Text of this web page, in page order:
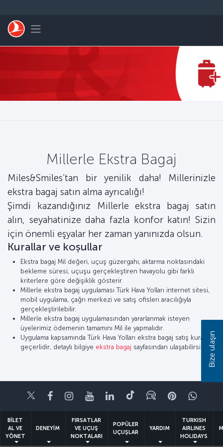
Toggle navigation
Millerle Ekstra Bagaj
Miles&Smiles’tan bir yenilik daha! Millerinizle
ekstra bagaj satın alma ayrıcalığı!
Şimdi kazandığınız Millerle ekstra bagaj satın
alın, seyahatinize daha fazla konfor katın! Sizin
için önemli eşyalar her zaman yanınızda olsun.
Kurallar ve koşullar
Ekstra bagaj Mil değeri, uçuş güzergahı, aktarma noktasındaki
bekleme süresi, uçuşu gerçekleştiren havayolu gibi farklı
kriterlere göre değişiklik gösterir.
Millerle ekstra bagaj uygulaması Türk Hava Yolları internet sitesi,
mobil uygulama, çağrı merkezi ve satış ofisleri aracılığıyla
gerçekleştirilebilir.
Millerle ekstra bagaj uygulamasından yararlanmak isteyen
üyelerimiz ödemenin tamamını Mil ile yapmalıdır.
Uygulama kapsamında Türk Hava Yolları ekstra bagaj satış kuralları
geçerlidir, detaylı bilgiye ekstra bagaj sayfasından ulaşabilirsiniz.
TwitterFacebookInstagram
YoutubeLinkedIn
TiktokBlogPinterest
BİLET
AL VE
YÖNET
DENEYİM
FIRSATLAR
VE UÇUŞ
NOKTALARI
POPÜLER
UÇUŞLAR
YARDIM
TURKISH
AIRLINES
HOLIDAYS
Bize ulaşın